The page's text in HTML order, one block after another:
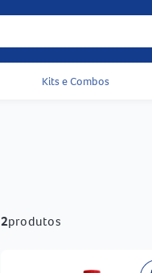
Kits e Combos
2produtos